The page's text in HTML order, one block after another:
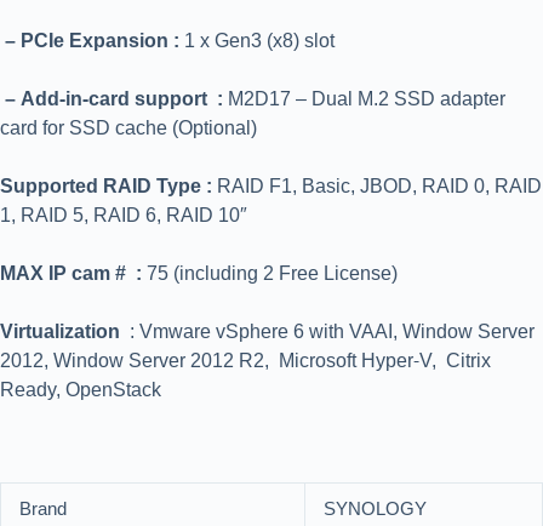
– PCIe Expansion : 1 x Gen3 (x8) slot
– Add-in-card support : M2D17 – Dual M.2 SSD adapter
card for SSD cache (Optional)
Supported RAID Type : RAID F1, Basic, JBOD, RAID 0, RAID
1, RAID 5, RAID 6, RAID 10″
MAX IP cam # : 75 (including 2 Free License)
Virtualization : Vmware vSphere 6 with VAAI, Window Server
2012, Window Server 2012 R2, Microsoft Hyper-V, Citrix
Ready, OpenStack
Brand
SYNOLOGY